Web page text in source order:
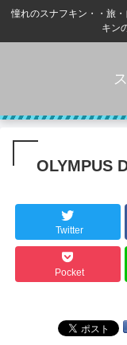
憧れのスナフキン・・旅
キン
OLYMPUS
Twitter
Pocket